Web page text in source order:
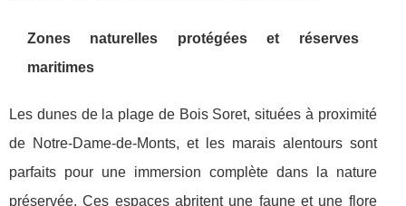
Zones naturelles protégées et réserves
maritimes
Les dunes de la plage de Bois Soret, situées à proximité
de Notre-Dame-de-Monts, et les marais alentours sont
parfaits pour une immersion complète dans la nature
préservée. Ces espaces abritent une faune et une flore